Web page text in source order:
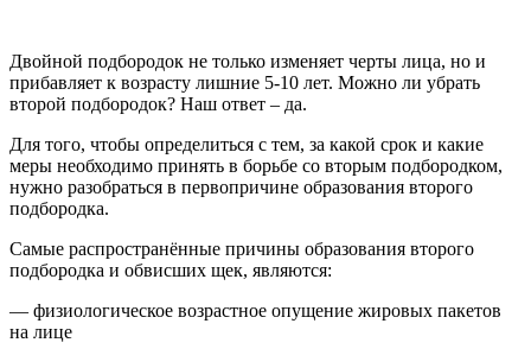
Двойной подбородок не только изменяет черты лица, но и
прибавляет к возрасту лишние 5-10 лет. Можно ли убрать
второй подбородок? Наш ответ – да.
Для того, чтобы определиться с тем, за какой срок и какие
меры необходимо принять в борьбе со вторым подбородком,
нужно разобраться в первопричине образования второго
подбородка.
Самые распространённые причины образования второго
подбородка и обвисших щек, являются:
— физиологическое возрастное опущение жировых пакетов
на лице